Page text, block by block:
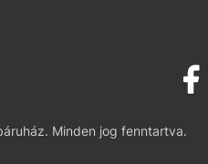
Minden jog fenntartva.